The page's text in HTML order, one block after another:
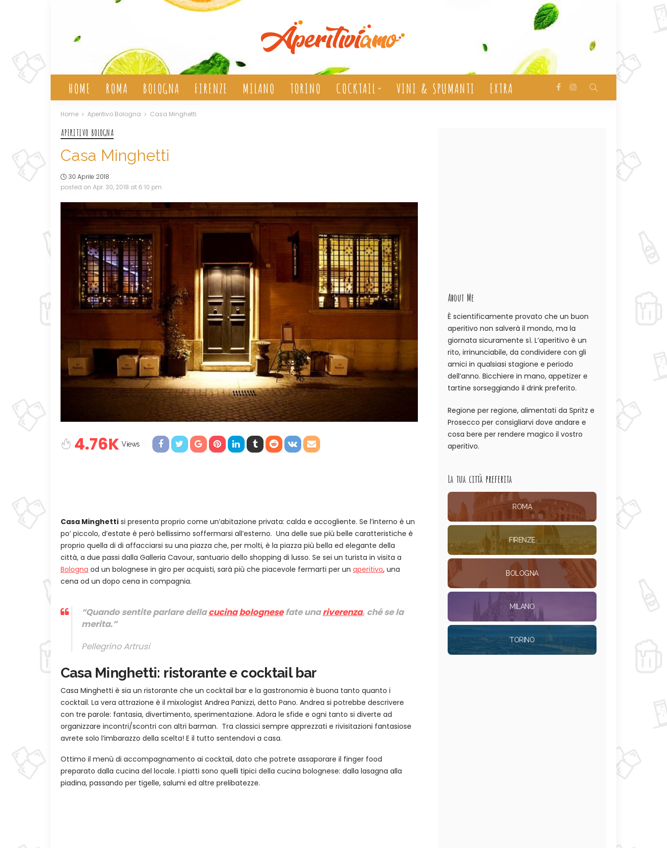
HOME ROMA BOLOGNA FIRENZE MILANO TORINO COCKTAIL VINI & SPUMANTI EXTRA
Home Aperitivo Bologna Casa Minghetti
APERITIVO BOLOGNA
Casa Minghetti
30 Aprile 2018
posted on Apr. 30, 2018 at 6:10 pm
4.76K Views
Casa Minghetti si presenta proprio come un’abitazione privata: calda e accogliente. Se l’interno è un
po’ piccolo, d’estate è però bellissimo soffermarsi all’esterno. Una delle sue più belle caratteristiche è
proprio quella di di affacciarsi su una piazza che, per molti, è la piazza più bella ed elegante della
città, a due passi dalla Galleria Cavour, santuario dello shopping di lusso. Se sei un turista in visita a
Bologna od un bolognese in giro per acquisti, sarà più che piacevole fermarti per un aperitivo, una
cena od un dopo cena in compagnia.
“Quando sentite parlare dellacucina bolognesefate unariverenza, ché se la
merita.”
Pellegrino Artrusi
Casa Minghetti: ristorante e cocktail bar
Casa Minghetti è sia un ristorante che un cocktail bar e la gastronomia è buona tanto quanto i
cocktail. La vera attrazione è il mixologist Andrea Panizzi, detto Pano. Andrea si potrebbe descrivere
con tre parole: fantasia, divertimento, sperimentazione. Adora le sfide e ogni tanto si diverte ad
organizzare incontri/scontri con altri barman. Tra classici sempre apprezzati e rivisitazioni fantasiose
avrete solo l’imbarazzo della scelta! E il tutto sentendovi a casa.
Ottimo il menù di accompagnamento ai cocktail, dato che potrete assaporare il finger food
preparato dalla cucina del locale. I piatti sono quelli tipici della cucina bolognese: dalla lasagna alla
piadina, passando per tigelle, salumi ed altre prelibatezze.
About Me
È scientificamente provato che un buon
aperitivo non salverà il mondo, ma la
giornata sicuramente sì. L’aperitivo è un
rito, irrinunciabile, da condividere con gli
amici in qualsiasi stagione e periodo
dell’anno. Bicchiere in mano, appetizer e
tartine sorseggiando il drink preferito.
Regione per regione, alimentati da Spritz e
Prosecco per consigliarvi dove andare e
cosa bere per rendere magico il vostro
aperitivo.
La tua città preferita
ROMA
FIRENZE
BOLOGNA
MILANO
TORINO